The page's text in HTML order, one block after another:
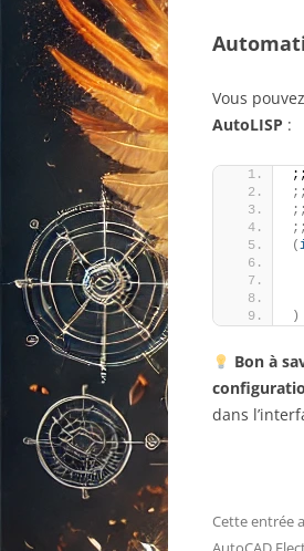
Vous
AutoLISP :
(
)
Bon à
dans
Cette entrée